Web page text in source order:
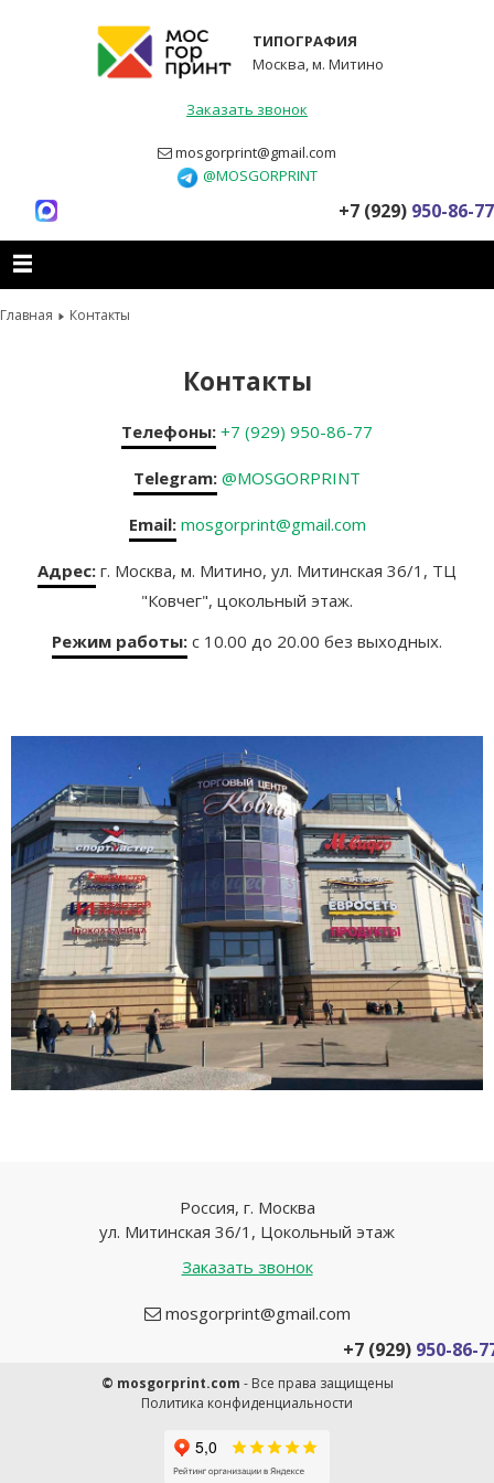
ТИПОГРАФИЯ
Москва, м. Митино
Заказать звонок
mosgorprint@gmail.com
@MOSGORPRINT
+7 (929) 950-86-77
Главная Контакты
Контакты
Телефоны: +7 (929) 950-86-77
Telegram: @MOSGORPRINT
Email: mosgorprint@gmail.com
Адрес: г. Москва, м. Митино, ул. Митинская 36/1, ТЦ
"Ковчег", цокольный этаж.
Режим работы: с 10.00 до 20.00 без выходных.
Россия, г. Москва
ул. Митинская 36/1, Цокольный этаж
Заказать звонок
mosgorprint@gmail.com
+7 (929) 950-86-
© mosgorprint.com - Все права защищены
Политика конфиденциальности